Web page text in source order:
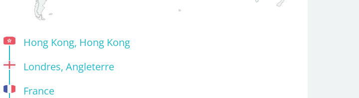
Hong Kong, Hong Kong
Londres, Angleterre
France